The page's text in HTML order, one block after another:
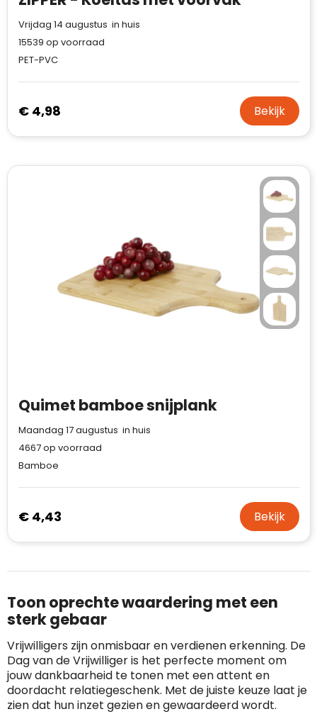
Vrijdag 14 augustus in huis
15539 op voorraad
PET-PVC
€ 4,98 Bekijk
Quimet bamboe snijplank
Maandag 17 augustus in huis
4667op voorraad
Bamboe
€ 4,43 Bekijk
Toon oprechte waardering met een
sterk gebaar
Vrijwilligers zijn onmisbaar en verdienen erkenning. De
Dag van de Vrijwilliger is het perfecte moment om
jouw dankbaarheid te tonen met een attent en
doordacht relatiegeschenk. Met de juiste keuze laat je
zien dat hun inzet gezien en gewaardeerd wordt.